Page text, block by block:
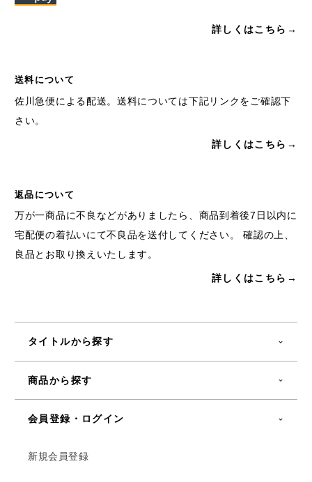
詳しくはこちら→
送料について
佐川急便による配送。送料については下記リンクをご確認下
さい。
詳しくはこちら→
返品について
万が一商品に不良などがありましたら、商品到着後7日以内に
宅配便の着払いにて不良品を送付してください。 確認の上、
良品とお取り換えいたします。
詳しくはこちら→
タイトルから探す
商品から探す
会員登録・ログイン
新規会員登録